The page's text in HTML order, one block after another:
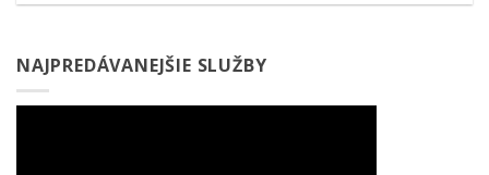
NAJPREDÁVANEJŠIE SLUŽBY